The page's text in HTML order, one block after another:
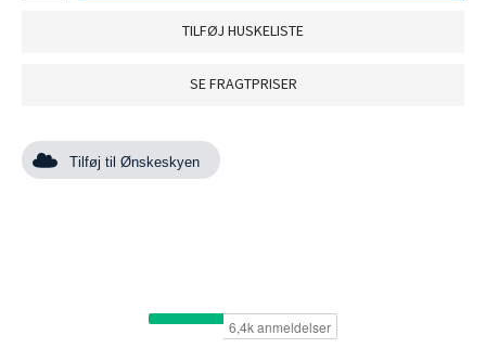
TILFØJ HUSKELISTE
SE FRAGTPRISER
Tilføj til Ønskeskyen